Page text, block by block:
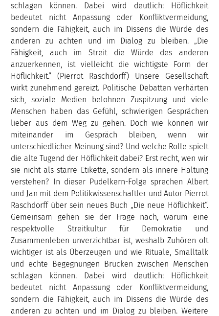
schlagen können. Dabei wird deutlich: Höflichkeit
bedeutet nicht Anpassung oder Konfliktvermeidung,
sondern die Fähigkeit, auch im Dissens die Würde des
anderen zu achten und im Dialog zu bleiben. „Die
Fähigkeit, auch im Streit die Würde des anderen
anzuerkennen, ist vielleicht die wichtigste Form der
Höflichkeit.“ (Pierrot Raschdorff) Unsere Gesellschaft
wirkt zunehmend gereizt. Politische Debatten verhärten
sich, soziale Medien belohnen Zuspitzung und viele
Menschen haben das Gefühl, schwierigen Gesprächen
lieber aus dem Weg zu gehen. Doch wie können wir
miteinander im Gespräch bleiben, wenn wir
unterschiedlicher Meinung sind? Und welche Rolle spielt
die alte Tugend der Höflichkeit dabei? Erst recht, wen wir
sie nicht als starre Etikette, sondern als innere Haltung
verstehen? In dieser Pudelkern-Folge sprechen Albert
und Jan mit dem Politikwissenschaftler und Autor Pierrot
Raschdorff über sein neues Buch „Die neue Höflichkeit“.
Gemeinsam gehen sie der Frage nach, warum eine
respektvolle Streitkultur für Demokratie und
Zusammenleben unverzichtbar ist, weshalb Zuhören oft
wichtiger ist als Überzeugen und wie Rituale, Smalltalk
und echte Begegnungen Brücken zwischen Menschen
schlagen können. Dabei wird deutlich: Höflichkeit
bedeutet nicht Anpassung oder Konfliktvermeidung,
sondern die Fähigkeit, auch im Dissens die Würde des
anderen zu achten und im Dialog zu bleiben. Weitere